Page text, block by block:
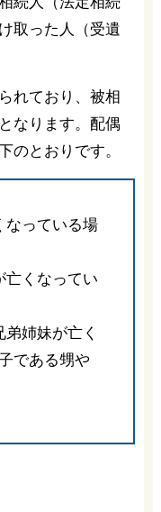
取った人（受遺
れており、被相
なります。配偶
のとおりです。
なっている場
亡くなってい
姉妹が亡く
である甥や